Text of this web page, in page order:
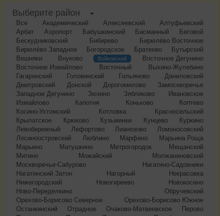
Выберите район
Все Академический Алексеевский
Алтуфьевский
Арбат
Аэропорт Бабушкинский Басманный
Беговой
Бескудниковский
Бибирево
Бирюлёво Восточное
Бирюлёво Западное
Богородское Братеево
Бутырский
Вешняки
Внуково Войковский
Восточное Дегунино
Восточное Измайлово
Восточный
Выхино-Жулебино
Гагаринский
Головинский Гольяново
Даниловский
Дмитровский
Донской Дорогомилово
Замоскворечье
Западное Дегунино
Зюзино Зябликово
Ивановское
Измайлово
Капотня Коньково
Коптево
Косино-Ухтомский
Котловка
Красносельский
Крылатское
Крюково Кузьминки Кунцево
Куркино
Левобережный
Лефортово Лианозово
Ломоносовский
Лосиноостровский
Люблино Марфино
Марьина Роща
Марьино
Матушкино Метрогородок
Мещанский
Митино
Можайский
Молжаниновский
Москворечье-Сабурово
Нагатино-Садовники
Нагатинский Затон
Нагорный
Некрасовка
Нижегородский
Новогиреево
Новокосино
Ново-Переделкино
Обручевский
Орехово-Борисово Северное
Орехово-Борисово Южное
Останкинский
Отрадное Очаково-Матвеевское
Перово